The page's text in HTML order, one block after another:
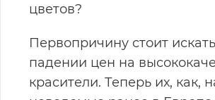
цветов?
Первопричину стоит
падении цен на
красители. Теперь их, как,